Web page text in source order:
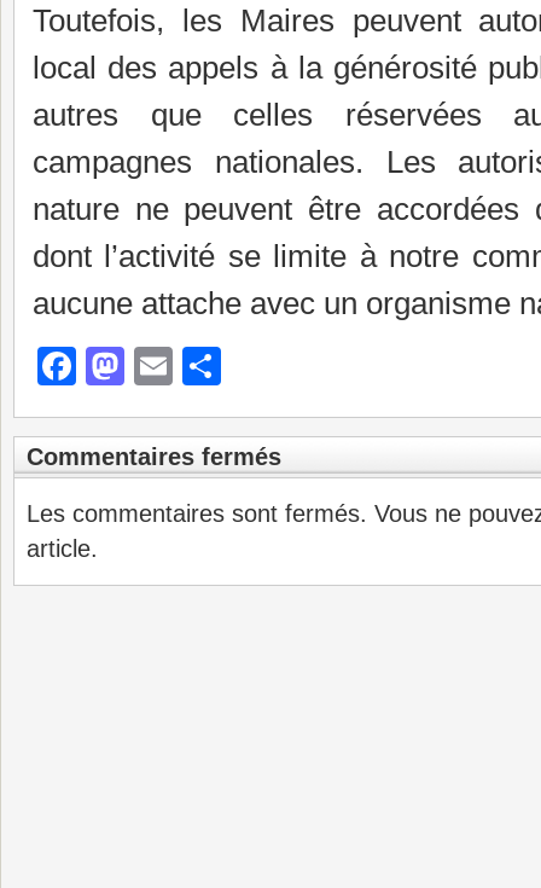
Toutefois, les Maires peuvent
local des appels à la générosité
autres que celles réservées
campagnes nationales. Les
nature ne peuvent être accordées
dont l’activité se limite à notre
aucune attache avec un organisme
Facebook
Mastodon
Email
Commentaires fermés
Les commentaires sont fermés. Vous ne
article.